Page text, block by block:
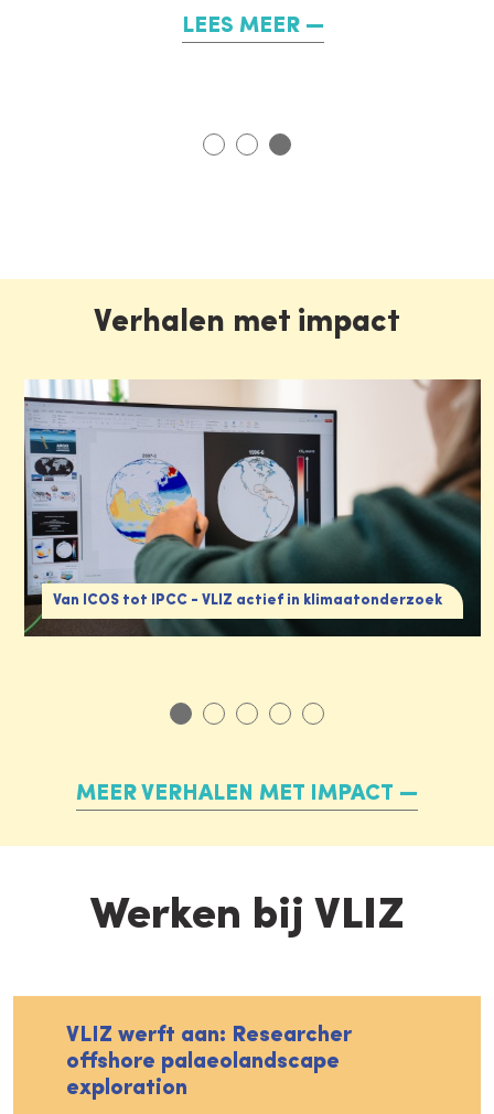
LEES MEER
Verhalen met impact
Van ICOS tot IPCC - VLIZ actief in klimaatonderzoek
MEER VERHALEN MET IMPACT
Werken bij VLIZ
VLIZ werft aan: Researcher
offshore palaeolandscape
exploration